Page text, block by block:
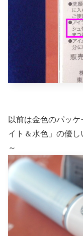
以前は金色のパッ
イト＆水色」の優
～